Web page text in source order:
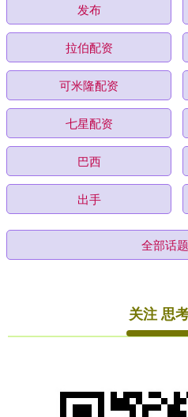
发布
拉伯配资
可米隆配资
七星配资
巴西
出手
全部话
关注 思